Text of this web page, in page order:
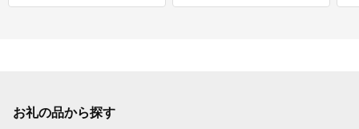
お礼の品から探す